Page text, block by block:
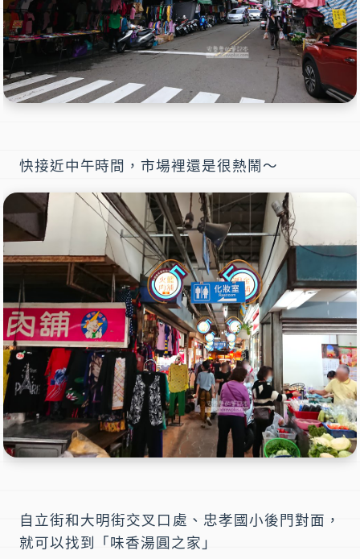
快接近中午時間，市場裡還是很熱鬧～
自立街和大明街交叉口處、 忠孝國小後門對面，
就可以找到「 味香湯圓之家 」